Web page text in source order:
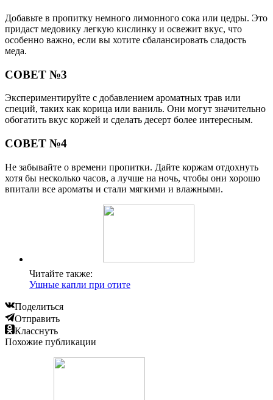
Добавьте в пропитку немного лимонного сока или цедры. Это
придаст медовику легкую кислинку и освежит вкус, что
особенно важно, если вы хотите сбалансировать сладость
меда.
СОВЕТ №3
Экспериментируйте с добавлением ароматных трав или
специй, таких как корица или ваниль. Они могут значительно
обогатить вкус коржей и сделать десерт более интересным.
СОВЕТ №4
Не забывайте о времени пропитки. Дайте коржам отдохнуть
хотя бы несколько часов, а лучше на ночь, чтобы они хорошо
впитали все ароматы и стали мягкими и влажными.
Читайте также:
Ушные капли при отите
Поделиться
Отправить
Класснуть
Похожие публикации